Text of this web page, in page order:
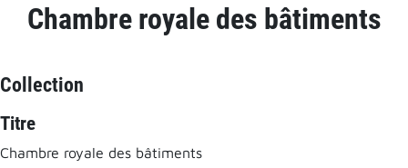
Chambre royale des bâtiments
Collection
Titre
Chambre royale des bâtiments